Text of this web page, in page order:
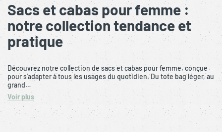
Sacs et cabas pour femme :
notre collection tendance et
pratique
Découvrez notre collection de sacs et cabas pour femme, conçue
pour s’adapter à tous les usages du quotidien. Du tote bag léger, au
grand…
Voir plus